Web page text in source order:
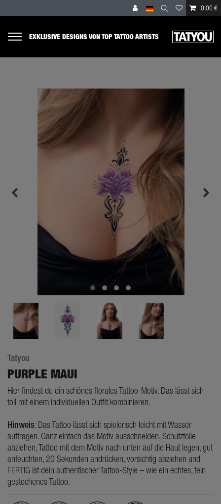
0,00 €
EXKLUSIVE DESIGNS VON TOP TATTOO ARTISTS
Tatyou
PURPLE MAUI
Hier findest du ein schönes florales Tattoo-Motiv. Das lässt sich
toll mit einem individuellen Outfit kombinieren.
Hinweis: Das Tattoo lässt sich spielerisch leicht mit Wasser
auftragen. Ganz einfach das Motiv ausschneiden, Schutzfolie
abziehen, Tattoo mit dem Motiv nach unten auf die Haut legen, gut
anfeuchten, 20 Sekunden andrücken, vorsichtig abziehen und
FERTIG ist dein authentischer Tattoo-Style – wie ein echtes, fein
gestochenes Tattoo.